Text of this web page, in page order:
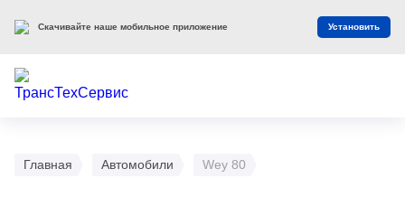
Главная Автомобили Wey 80
Скачивайте наше мобильное приложение Установить